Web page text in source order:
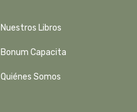
Nuestros Libros
Bonum Capacita
Quiénes Somos